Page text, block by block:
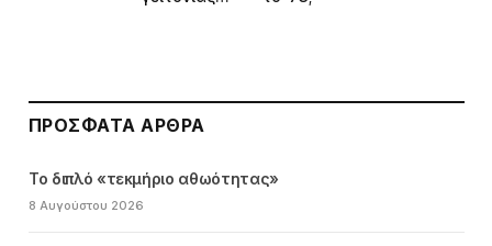
ΠΡΌΣΦΑΤΑ ΆΡΘΡΑ
Το διπλό «τεκμήριο αθωότητας»
8 Αυγούστου 2026